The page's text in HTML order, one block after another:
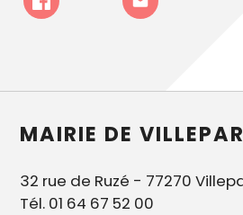
MAIRIE DE
32 rue de Ruzé - 77270
Tél. 01 64 67 52 00